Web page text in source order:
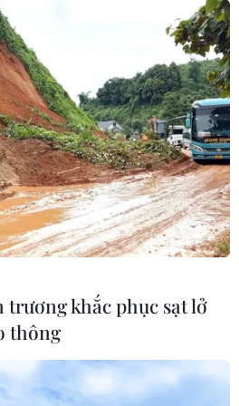
trương khắc phục sạt lở
thông